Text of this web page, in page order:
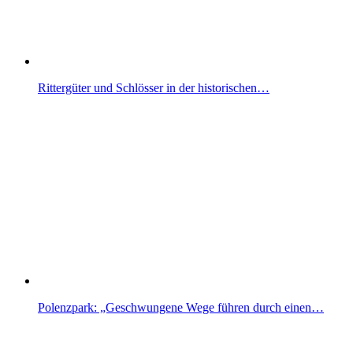
Rittergüter und Schlösser in der historischen…
Polenzpark: „Geschwungene Wege führen durch einen…